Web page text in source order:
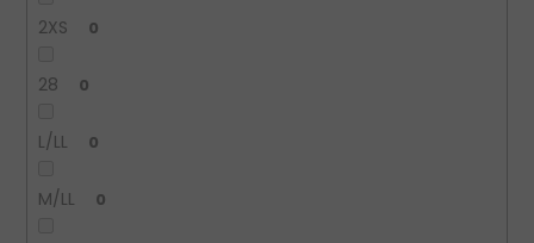
2XS 0
28 0
L/LL 0
M/LL 0